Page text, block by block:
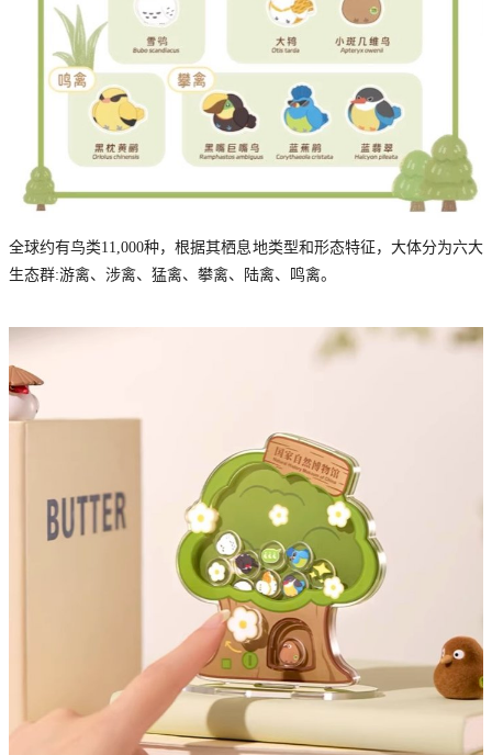
全球约有鸟类11,000种，根据其栖息地类型和形态特征，大体分为六大
生态群:游禽、涉禽、猛禽、攀禽、陆禽、鸣禽。